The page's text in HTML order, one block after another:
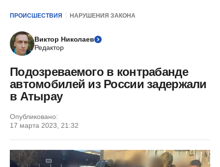
ПРОИСШЕСТВИЯ НАРУШЕНИЯ ЗАКОНА
Виктор Николаев
Редактор
Подозреваемого в контрабанде
автомобилей из России задержали
в Атырау
Опубликовано:
17 марта 2023, 21:32